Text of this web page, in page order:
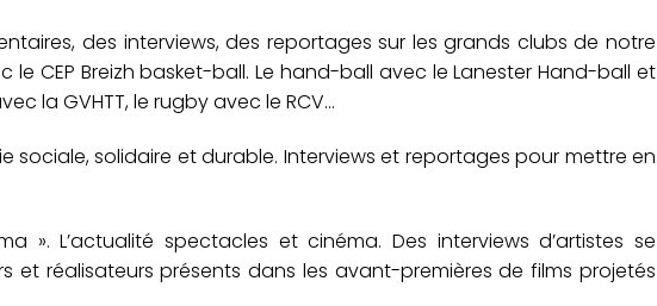
des interviews, des reportages sur les grands clubs de notre
le CEP Breizh basket-ball. Le hand-ball avec le Lanester Hand-ball et
la GVHTT, le rugby avec le RCV…
sociale, solidaire et durable. Interviews et reportages pour mettre en
». L’actualité spectacles et cinéma. Des interviews d’artistes se
et réalisateurs présents dans les avant-premières de films projetés